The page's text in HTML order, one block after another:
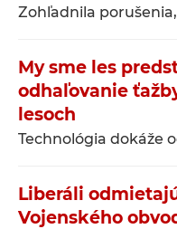
Zohľadnila
My sme les
odhaľovanie
lesoch
Technológia dokáže
Liberáli
Vojenského